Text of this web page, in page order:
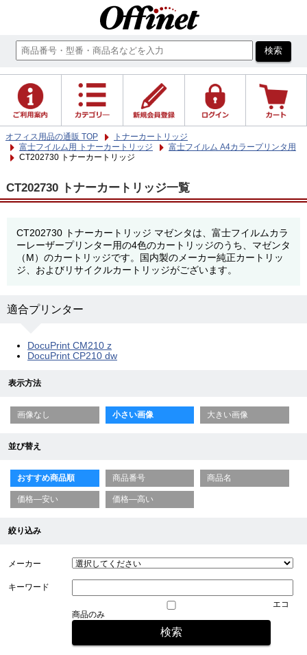
オフィス用品の通販 TOP
トナーカートリッジ
富士フイルム用 トナーカートリッジ
富士フイルム A4カラープリンタ用
CT202730 トナーカートリッジ
CT202730 トナーカートリッジ一覧
CT202730 トナーカートリッジ マゼンタは、富士フイルムカラ
ーレーザープリンター用の4色のカートリッジのうち、マゼンタ
（M）のカートリッジです。国内製のメーカー純正カートリッ
ジ、およびリサイクルカートリッジがございます。
適合プリンター
DocuPrint CM210 z
DocuPrint CP210 dw
表示方法
画像なし 小さい画像 大きい画像
並び替え
おすすめ商品順 商品番号 商品名
価格—安い 価格—高い
絞り込み
メーカー
キーワード
エコ
商品のみ